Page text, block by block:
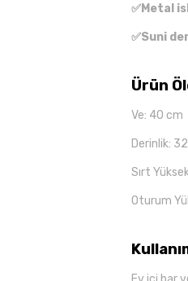
✅Metal
✅Suni
Ürün
Ve: 40 cm
Derinlik:
Sırt
Oturum